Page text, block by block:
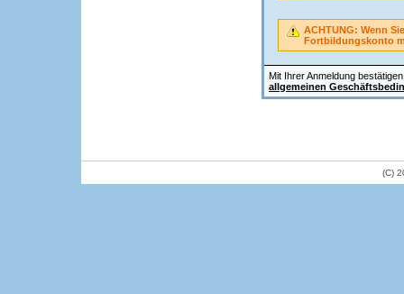
Mit Ihrer Anmeldung
allgemeinen
ACHTUNG: Wenn
Fortbildungskonto
(C)